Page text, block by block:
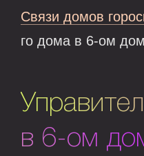
Связи домов
го дома в 6-ом
в 6-ом